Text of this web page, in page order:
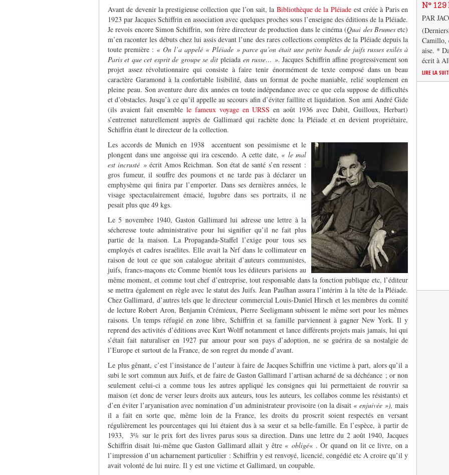
Avant de devenir la prestigieuse collection que l’on sait, la Bibliothèque de la Pléiadeest créée à Paris en
1923 par Jacques Schiffrin en association avec quelques proches sous l’enseigne des éditions de la Pléiade.
Je revois encore Simon Schiffrin, son frère directeur de production dans le cinéma (Quai des Brumesetc)
m’en raconter les débuts chez lui assis devant l’une des rares collections complètes de la Pléiade depuis la
toute première : « On l’a appelé « Pléiade » parce qu’on était une petite bande de juifs russes exilés à
Paris et que cet esprit de groupe se ditpleiada en russe… ». Jacques Schiffrin affine progressivement son
projet assez révolutionnaire qui consiste à faire tenir énormément de texte composé dans un beau
caractère Garamond à la confortable lisibilité, dans un format de poche maniable, relié souplement en
pleine peau. Son aventure dure dix années en toute indépendance avec ce que cela suppose de difficultés
et d’obstacles. Jusqu’à ce qu’il appelle au secours afin d’éviter faillite et liquidation. Son ami André Gide
(ils avaient fait ensemble le fameux voyage en URSS en août 1936 avec Dabit, Guilloux, Herbart)
s’entremet naturellement auprès de Gallimard qui rachète donc la Pléiade et en devient propriétaire,
Schiffrin étant le directeur de la collection.
Les accords de Munich en 1938 accentuent son pessimisme et le
plongent dans une angoisse qui ira cescendo. A cette date, « le mal
est incrusté »écrit Amos Reichman. Son état de santé s’en ressent :
gros fumeur, il souffre des poumons et ne tarde pas à déclarer un
emphysème qui finira par l’emporter. Dans ses dernières années, le
visage spectaculairement émacié, lugubre dans ses portraits, il ne
pesait plus que 49 kgs.
Le 5 novembre 1940, Gaston Gallimard lui adresse une lettre à la
sécheresse toute administrative pour lui signifier qu’il ne fait plus
partie de la maison. La Propaganda-Staffel l’exige pour tous ses
employés et cadres israélites. Elle avait la Nrf dans le collimateur en
raison de tout ce que son catalogue abritait d’auteurs communistes,
juifs, francs-maçons etc Comme bientôt tous les éditeurs parisiens au
même moment, et comme tout chef d’entreprise, tout responsable dans la fonction publique etc, l’éditeur
se mettra également en règle avec le statut des Juifs. Jean Paulhan assura l’intérim à la tête de la Pléiade.
Chez Gallimard, d’autres tels que le directeur commercial Louis-Daniel Hirsch et les membres du comité
de lecture Robert Aron, Benjamin Crémieux, Pierre Seeligmann subissent le même sort pour les mêmes
raisons. Un temps réfugié en zone libre, Schiffrin et sa famille parviennent à gagner New York. Il y
reprend des activités d’éditions avec Kurt Wolff notamment et lance différents projets mais jamais, lui qui
s’était fait naturaliser en 1927 par amour pour son pays d’adoption, ne se guérira de sa nostalgie de
l’Europe et surtout de la France, de son regret du monde d’avant.
Le plus gênant, c’est l’insistance de l’auteur à faire de Jacques Schiffrin une victime à part, alors qu’il a
subi le sort commun aux Juifs, et de faire de Gaston Gallimard l’artisan acharné de sa déchéance ; or non
seulement celui-ci a comme tous les autres appliqué les consignes qui lui permettaient de rouvrir sa
maison (et donc de verser leurs droits aux auteurs, tous les auteurs, les collabos comme les résistants) et
d’en éviter l’aryanisation avec nomination d’un administrateur provisoire (on la disait « enjuivée »), mais
il a fait en sorte que, même loin de la France, les droits du proscrit soient respectés en versant
régulièrement les pourcentages qui lui étaient dus à sa sœur et sa belle-famille. En l’espèce, à partir de
1933, 3% sur le prix fort des livres parus sous sa direction. Dans une lettre du 2 août 1940, Jacques
Schiffrin disait lui-même que Gaston Gallimard allait y être « obligé« . Or quand on lit ce livre, on a
l’impression d’un acharnement particulier : Schiffrin y est renvoyé, licencié, congédié etc A croire qu’il y
avait volonté de lui nuire. Il y est une victime et Gallimard, un coupable.
N°
PAR
Camillo,
aise. *
écrit à
LIRE LA